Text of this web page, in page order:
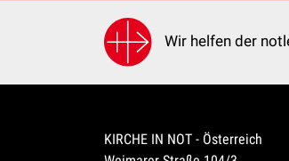
Wir helfen der
KIRCHE IN NOT - Österreich